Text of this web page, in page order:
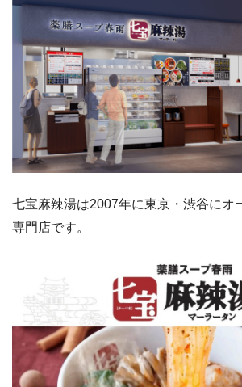
七宝麻辣湯は2007年に東京・渋谷にオ
専門店です。